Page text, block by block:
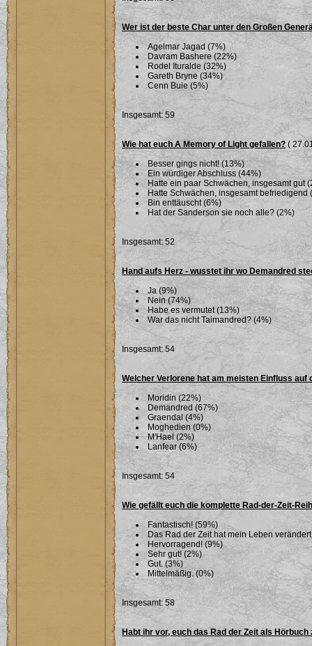
Wer ist der beste Char unter den Großen
Agelmar Jagad (7%)
Davram Bashere (22%)
Rodel Ituralde (32%)
Gareth Bryne (34%)
Cenn Buie (5%)
Insgesamt: 59
Wie hat euch A Memory of Light gefallen? (
Besser gings nicht! (13%)
Ein würdiger Abschluss (44%)
Hatte ein paar Schwächen, insgesamt gut
Hatte Schwächen, insgesamt befriedigend
Bin enttäuscht (6%)
Hat der Sanderson sie noch alle? (2%)
Insgesamt: 52
Hand aufs Herz - wusstet ihr wo Demandred
Ja (9%)
Nein (74%)
Habe es vermutet (13%)
War das nicht Taimandred? (4%)
Insgesamt: 54
Welcher Verlorene hat am meisten Einfluss auf
Moridin (22%)
Demandred (67%)
Graendal (4%)
Moghedien (0%)
M'Hael (2%)
Lanfear (6%)
Insgesamt: 54
Wie gefällt euch die komplette Rad-der-Zeit-
Fantastisch! (59%)
Das Rad der Zeit hat mein Leben
Hervorragend! (9%)
Sehr gut! (2%)
Gut. (3%)
Mittelmäßig. (0%)
Insgesamt: 58
Habt ihr vor, euch das Rad der Zeit als Hörbuch